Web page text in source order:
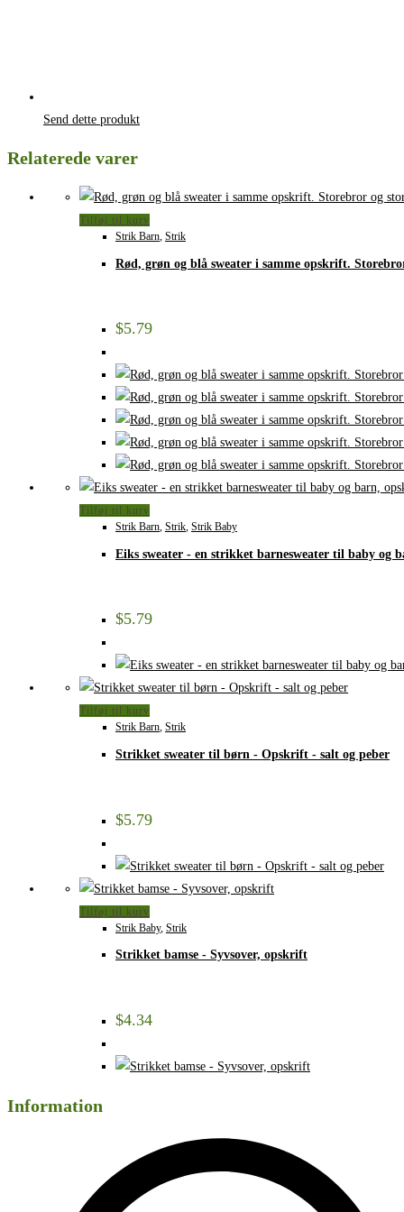
Send dette produkt
Relaterede varer
Tilføj til kurv
Strik Barn, Strik
Rød, grøn og blå sweater i samme opskrift.
$5.79
Tilføj til kurv
Strik Barn, Strik, Strik Baby
Eiks sweater - en strikket barnesweater til baby og
$5.79
Tilføj til kurv
Strik Barn, Strik
Strikket sweater til børn - Opskrift - salt og peber
$5.79
Tilføj til kurv
Strik Baby, Strik
Strikket bamse - Syvsover, opskrift
$4.34
Information